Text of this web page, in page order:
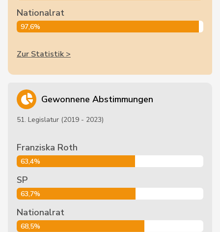
Nationalrat
97,6%
Zur Statistik >
Gewonnene Abstimmungen
51. Legislatur (2019 - 2023)
Franziska Roth
63,4%
SP
63,7%
Nationalrat
68,5%